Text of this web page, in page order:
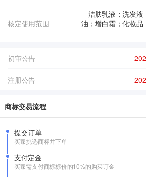
核定使用范围
洁肤乳液；洗发液
油；增白霜；化妆品
初审公告
注册公告
商标交易流程
提交订单
买家挑选商标并下单
支付定金
买家需支付商标标价的10%的购买订金